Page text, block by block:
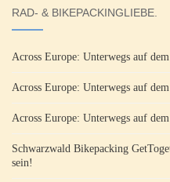
RAD- & BIKEPACKINGLIEBE.
Across Europe: Unterwegs auf
Across Europe: Unterwegs auf
Across Europe: Unterwegs auf
Schwarzwald Bikepacking
sein!